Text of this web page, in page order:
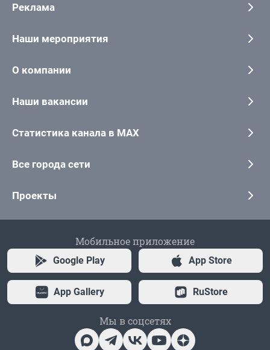
Реклама
Наши мероприятия
О компании
Наши вакансии
Статистика канала в MAX
Все города сети
Проекты
Мобильное приложение
Google Play App Store
App Gallery RuStore
Мы в соцсетях